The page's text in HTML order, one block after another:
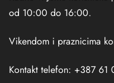
od 10:00 do 16:00.
Vikendom i praznicima
Kontakt telefon: +387 61